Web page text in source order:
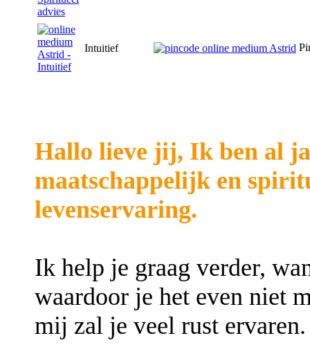
Intuitief
Hallo lieve jij, Ik ben al
maatschappelijk en
levenservaring.
Ik help je graag verder,
waardoor je het even niet
mij zal je veel rust ervaren.